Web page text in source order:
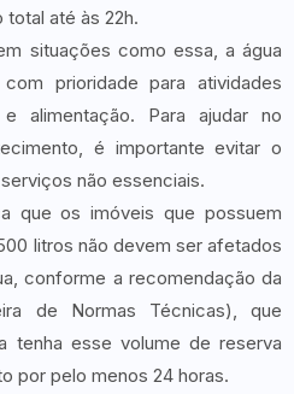
até às 22h.
situações como essa, a água
prioridade para atividades
alimentação. Para ajudar no
é importante evitar o
não essenciais.
que os imóveis que possuem
litros não devem ser afetados
conforme a recomendação da
de Normas Técnicas), que
tenha esse volume de reserva
por pelo menos 24 horas.